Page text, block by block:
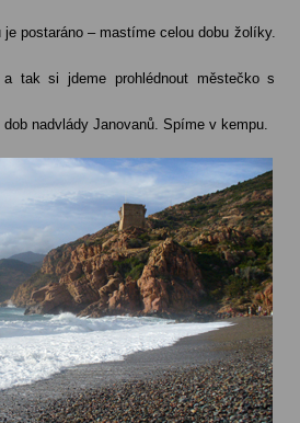
postaráno – mastíme celou dobu žolíky.
a tak si jdeme prohlédnout městečko s
nadvlády Janovanů. Spíme v kempu.